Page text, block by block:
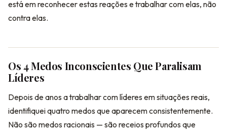
está em reconhecer estas reações e trabalhar com elas, não
contra elas.
Os 4 Medos Inconscientes Que Paralisam
Líderes
Depois de anos a trabalhar com líderes em situações reais,
identifiquei quatro medos que aparecem consistentemente.
Não são medos racionais — são receios profundos que